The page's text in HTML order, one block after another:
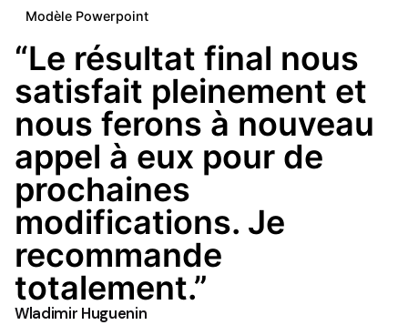
Modèle Powerpoint
“Le résultat final nous
satisfait pleinement et
nous ferons à nouveau
appel à eux pour de
prochaines
modifications. Je
recommande
totalement.”
Wladimir Huguenin